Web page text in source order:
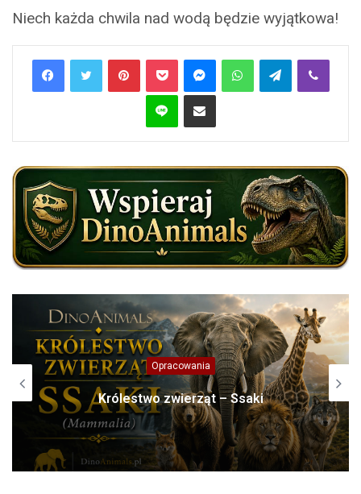
Niech każda chwila nad wodą będzie wyjątkowa!
PinterestPocket MessengerWhatsAppTelegramViber
Line Share via Email
Afryka
Nosorożec czarny, zwyczajny, (Diceros
bicornis)